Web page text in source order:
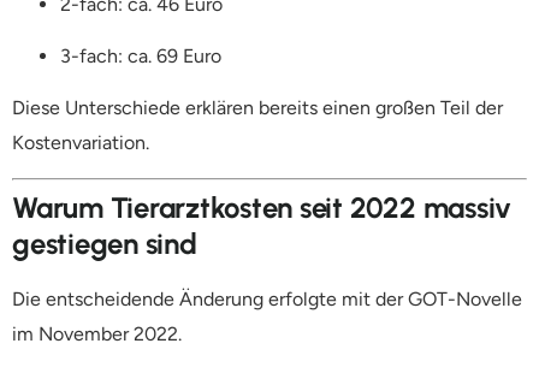
3-fach: ca. 69 Euro
Diese Unterschiede erklären bereits einen großen Teil der
Kostenvariation.
Warum Tierarztkosten seit 2022 massiv
gestiegen sind
Die entscheidende Änderung erfolgte mit der GOT-Novelle
im November 2022.